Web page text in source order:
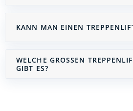
KANN MAN EINEN
WELCHE GROSSEN
IBT ES?